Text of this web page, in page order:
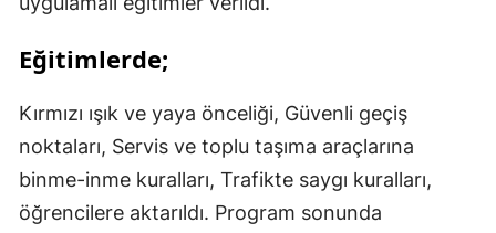
Eğitimlerde;
Kırmızı ışık ve yaya önceliği, Güvenli geçiş
noktaları, Servis ve toplu taşıma araçlarına
binme-inme kuralları, Trafikte saygı kuralları,
öğrencilere aktarıldı. Program sonunda